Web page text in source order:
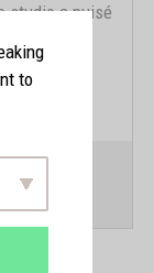
studio a puisé
peut
to